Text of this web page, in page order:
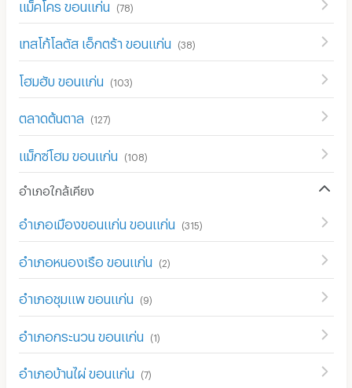
แม็คโคร ขอนแก่น (78)
เทสโก้โลตัส เอ็กตร้า ขอนแก่น (38)
โฮมฮับ ขอนแก่น (103)
ตลาดต้นตาล (127)
แม็กซ์โฮม ขอนแก่น (108)
อำเภอใกล้เคียง
อำเภอเมืองขอนแก่น ขอนแก่น (315)
อำเภอหนองเรือ ขอนแก่น (2)
อำเภอชุมแพ ขอนแก่น (9)
อำเภอกระนวน ขอนแก่น (1)
อำเภอบ้านไผ่ ขอนแก่น (7)